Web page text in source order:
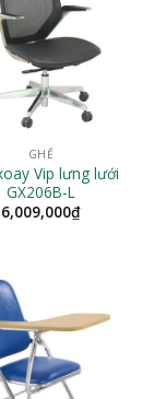
GHẾ
Vip lưng lưới
GX206B-L
6,009,000₫